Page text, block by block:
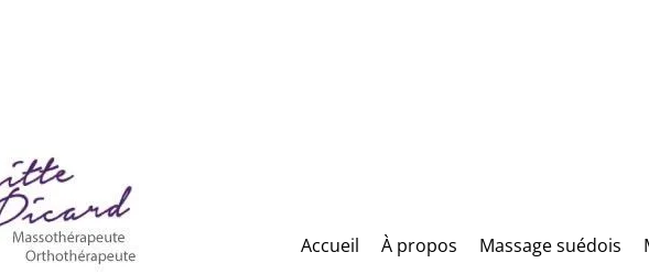
Accueil À propos Massage suédois